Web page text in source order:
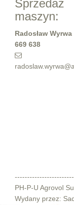
Sprzedaż
maszyn:
Radosław Wyrwa
669 638
PH-P-U Agrovol
Wydany przez: